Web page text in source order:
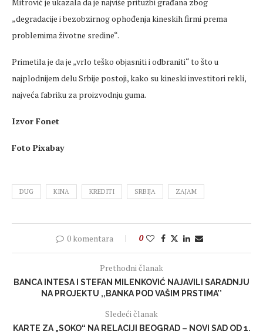
Mitrović je ukazala da je najviše pritužbi građana zbog
„degradacije i bezobzirnog ophođenja kineskih firmi prema
problemima životne sredine“.
Primetila je da je „vrlo teško objasniti i odbraniti“ to što u
najplodnijem delu Srbije postoji, kako su kineski investitori rekli,
najveća fabriku za proizvodnju guma.
Izvor Fonet
Foto Pixabay
DUG KINA KREDITI SRBIJA ZAJAM
0 komentara 0
Prethodni članak
BANCA INTESA I STEFAN MILENKOVIĆ NAJAVILI SARADNJU
NA PROJEKTU ,,BANKA POD VAŠIM PRSTIMA’’
Sledeći članak
KARTE ZA „SOKO“ NA RELACIJI BEOGRAD – NOVI SAD OD 1.